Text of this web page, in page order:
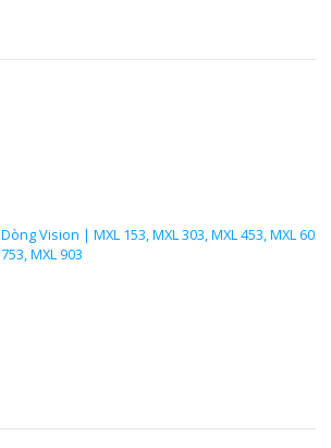
Dòng Vision | MXL 153, MXL 303, MXL 453, MXL 603,
753, MXL 903